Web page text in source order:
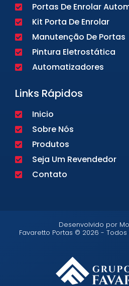
Portas De Enrolar
Kit Porta De Enrolar
Manutenção De Portas
Pintura Eletrostática
Automatizadores
Links Rápidos
Inicio
Sobre Nós
Produtos
Seja Um Revendedor
Contato
Desenvolvido por
Favaretto Portas © 2026 -